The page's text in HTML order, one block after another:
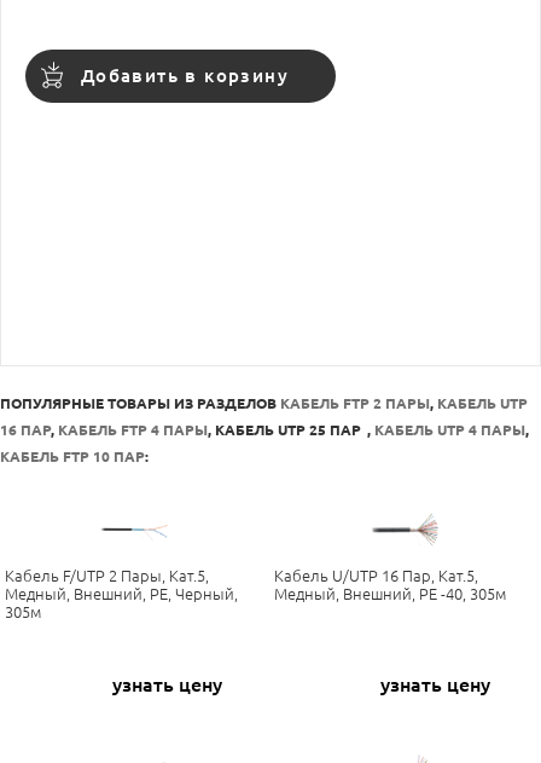
Добавить в корзину
ПОПУЛЯРНЫЕ ТОВАРЫ ИЗ РАЗДЕЛОВ КАБЕЛЬ FTP 2 ПАРЫ, КАБЕЛЬ UTP
16 ПАР, КАБЕЛЬ FTP 4 ПАРЫ, КАБЕЛЬ UTP 25 ПАР , КАБЕЛЬ UTP 4 ПАРЫ,
КАБЕЛЬ FTP 10 ПАР:
Кабель F/UTP 2 Пары, Кат.5,
Медный, Внешний, PE, Черный,
305м
узнать цену
Кабель U/UTP 16 Пар, Кат.5,
Медный, Внешний, PE -40, 305м
узнать цену